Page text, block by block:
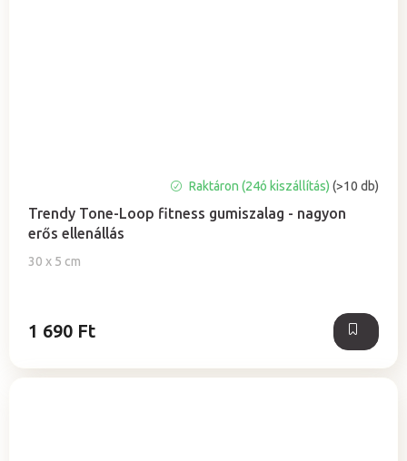
Trendy Tone-Loop fitness gumiszalag - nagyon
erős ellenállás
30 x 5 cm
termék
átlagos
értékelése
5-
Raktáron (24ó kiszállítás)(>10 db)
1 690 Ft